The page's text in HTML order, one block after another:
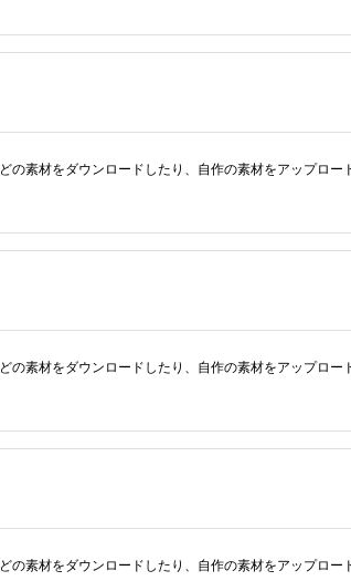
素材をダウンロードしたり、自作の素材をアップロ
素材をダウンロードしたり、自作の素材をアップロ
素材をダウンロードしたり、自作の素材をアップロ